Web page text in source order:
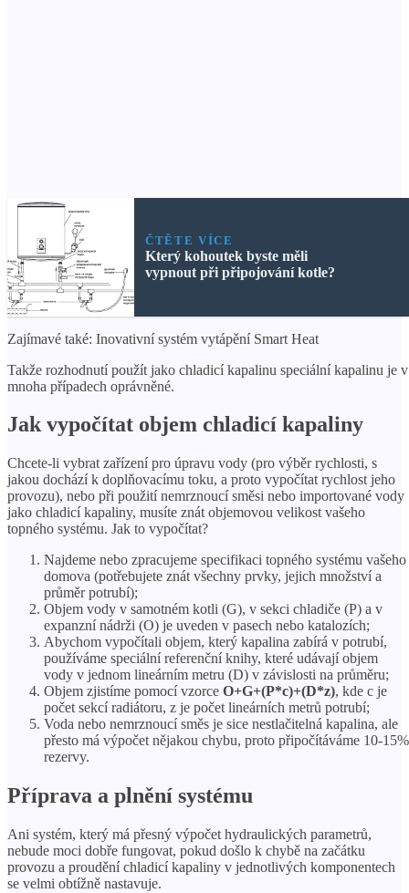
ČTĚTE VÍCE
Který kohoutek byste měli
vypnout při připojování kotle?
Zajímavé také: Inovativní systém vytápění Smart Heat
Takže rozhodnutí použít jako chladicí kapalinu speciální kapalinu je v
mnoha případech oprávněné.
Jak vypočítat objem chladicí kapaliny
Chcete-li vybrat zařízení pro úpravu vody (pro výběr rychlosti, s
jakou dochází k doplňovacímu toku, a proto vypočítat rychlost jeho
provozu), nebo při použití nemrznoucí směsi nebo importované vody
jako chladicí kapaliny, musíte znát objemovou velikost vašeho
topného systému. Jak to vypočítat?
Najdeme nebo zpracujeme specifikaci topného systému vašeho
domova (potřebujete znát všechny prvky, jejich množství a
průměr potrubí);
Objem vody v samotném kotli (G), v sekci chladiče (P) a v
expanzní nádrži (O) je uveden v pasech nebo katalozích;
Abychom vypočítali objem, který kapalina zabírá v potrubí,
používáme speciální referenční knihy, které udávají objem
vody v jednom lineárním metru (D) v závislosti na průměru;
Objem zjistíme pomocí vzorce O+G+(P*c)+(D*z), kde c je
počet sekcí radiátoru, z je počet lineárních metrů potrubí;
Voda nebo nemrznoucí směs je sice nestlačitelná kapalina, ale
přesto má výpočet nějakou chybu, proto připočítáváme 10-15%
rezervy.
Příprava a plnění systému
Ani systém, který má přesný výpočet hydraulických parametrů,
nebude moci dobře fungovat, pokud došlo k chybě na začátku
provozu a proudění chladicí kapaliny v jednotlivých komponentech
se velmi obtížně nastavuje.